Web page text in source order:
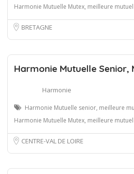
Harmonie Mutuelle Mutex, meilleure mutuel
BRETAGNE
Harmonie Mutuelle Senior,
Harmonie
Harmonie Mutuelle senior, meilleure
Harmonie Mutuelle Mutex, meilleure mutuel
CENTRE-VAL DE LOIRE